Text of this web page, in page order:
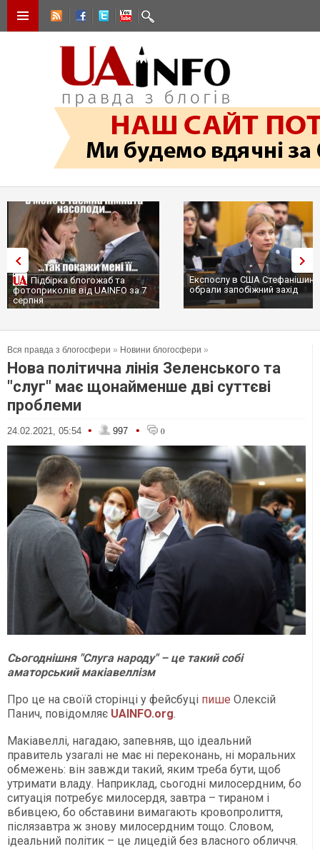
Підбірка блогожаб та
фотоприколів від UAINFO за 7
серпня
Експослу в США
обрали запобіжний захід
Вся правда з блогосфери » Новини блогосфери »
Нова політична лінія Зеленського та
"слуг" має щонайменше дві суттєві
проблеми
24.02.2021, 05:54 • 997 • 0
Сьогоднішня "Слуга народу" – це такий собі
аматорський макіавеллізм
Про це на своїй сторінці у фейсбуці пише Олексій
Панич, повідомляє UAINFO.org.
Макіавеллі, нагадаю, запевняв, що ідеальний
правитель узагалі не має ні переконань, ні моральних
обмежень: він завжди такий, яким треба бути, щоб
утримати владу. Наприклад, сьогодні милосердним, бо
ситуація потребує милосердя, завтра – тираном і
вбивцею, бо обставини вимагають кровопролиття,
післязавтра ж знову милосердним тощо. Словом,
ідеальний політик – це лицедій без власного обличчя.